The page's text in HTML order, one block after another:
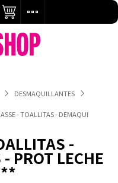
DESMAQUILLANTES
- TOALLITAS -
-
PROT LECHE